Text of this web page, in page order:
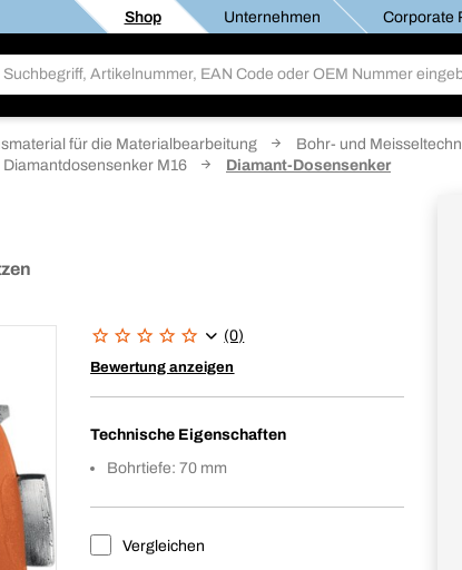
Shop Unternehmen Corporate
für die Materialbearbeitung
Bohr- und
Diamantdosensenker M16 Diamant-Dosensenker
(0)
Bewertung anzeigen
Technische Eigenschaften
Bohrtiefe: 70 mm
Vergleichen